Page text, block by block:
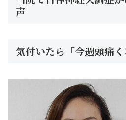
声
気付いたら「今週頭痛く